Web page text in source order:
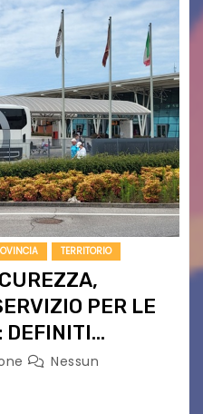
TERRITORIO
PER LE
DEFINITI
E ORARIO
Nessun